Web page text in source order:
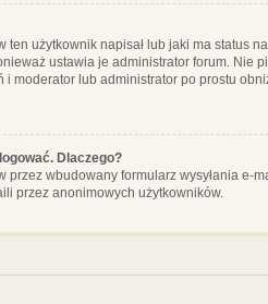
użytkownik napisał lub jaki ma status
ustawia je administrator forum. Nie
moderator lub administrator po prostu
Dlaczego?
wbudowany formularz wysyłania e-
przez anonimowych użytkowników.